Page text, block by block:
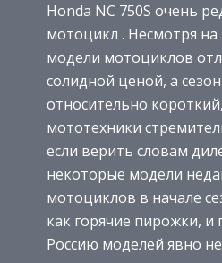
Honda NC 750S очень
мотоцикл . Несмотря
модели мотоциклов
солидной ценой, а
относительно
мототехники
если верить словам
некоторые модели
мотоциклов в начале
как горячие пирожки, и
Россию моделей явно